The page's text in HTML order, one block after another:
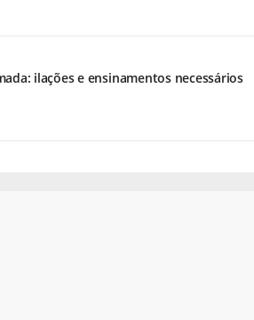
ilações e ensinamentos necessários